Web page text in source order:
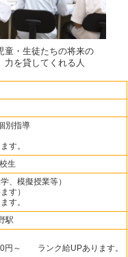
童・生徒たちの将来の
力を貸してくれる人
別指導
す。
生
、模擬授業等）
す）
す。
駅
～ ランク給UPあります。